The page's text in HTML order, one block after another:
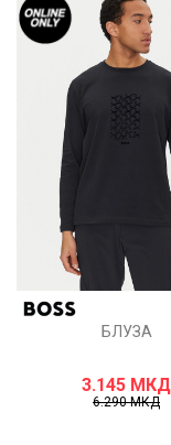
БЛУЗА
3.145 МКД
6.290МКД